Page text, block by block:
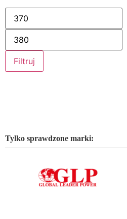
Filtruj
Tylko sprawdzone marki: